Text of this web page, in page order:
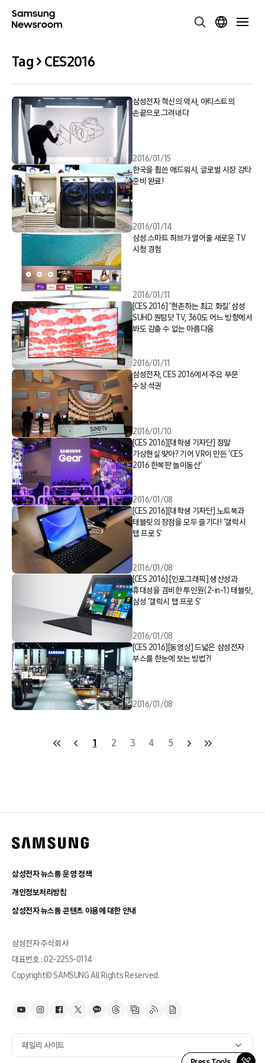
Tag > CES2016
삼성전자 혁신의 역사, 아티스트의
손끝으로 그려내다
2016/01/15
한국을 휩쓴 애드워시, 글로벌 시장 강타
준비 완료!
2016/01/14
삼성 스마트 허브가 열어줄 새로운 TV
시청 경험
2016/01/11
[CES 2016] ‘현존하는 최고 화질’ 삼성
SUHD 퀀텀닷 TV, 360도 어느 방향에서
봐도 감출 수 없는 아름다움
2016/01/11
삼성전자, CES 2016에서 주요 부문
수상 석권
2016/01/10
[CES 2016][대학생 기자단] 정말
가상현실 맞아? 기어 VR이 만든 ‘CES
2016 한복판 놀이동산’
2016/01/08
[CES 2016][대학생 기자단] 노트북과
태블릿의 장점을 모두 즐기다! ‘갤럭시
탭 프로 S’
2016/01/08
[CES 2016] [인포그래픽] 생산성과
휴대성을 겸비한 투인원(2-in-1) 태블릿,
삼성 ‘갤럭시 탭 프로 S’
2016/01/08
[CES 2016][동영상] 드넓은 삼성전자
부스를 한눈에 보는 방법?!
2016/01/08
1 2 3 4 5
삼성전자 뉴스룸 운영 정책
개인정보처리방침
삼성전자 뉴스룸 콘텐츠 이용에 대한 안내
삼성전자 주식회사
대표번호 : 02-2255-0114
Copyright© SAMSUNG All Rights Reserved.
패밀리 사이트